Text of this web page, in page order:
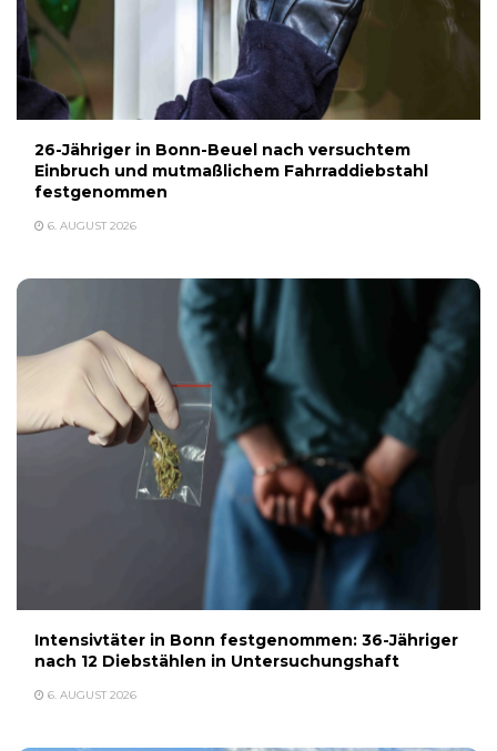
26-Jähriger in Bonn-Beuel nach versuchtem
Einbruch und mutmaßlichem Fahrraddiebstahl
festgenommen
6. AUGUST 2026
Intensivtäter in Bonn festgenommen: 36-Jähriger
nach 12 Diebstählen in Untersuchungshaft
6. AUGUST 2026